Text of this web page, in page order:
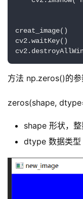
能
网
品
W
登录
creat_image()
cv2.waitKey()
方法 np.zeros()的参
zeros(shape,
shape 形状，
dtype 数据类型